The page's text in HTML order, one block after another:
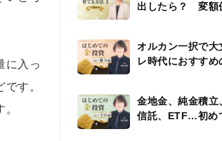
に入っ
す。
出したら？ 変額
オルカン一択で大
レ時代におすすめ
金地金、純金積立
信託、ETF…初め